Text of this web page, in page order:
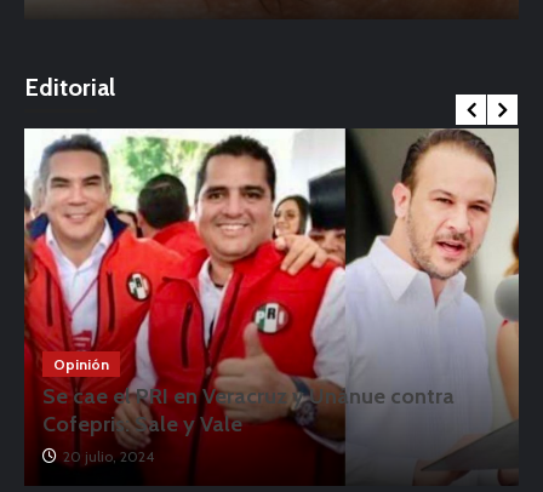
Editorial
Opinión
Se cae el PRI en Veracruz y Unánue contra
Cofepris: Sale y Vale
20 julio, 2024